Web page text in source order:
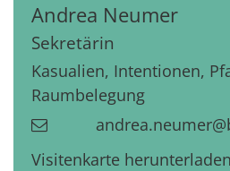
Andrea Neumer
Sekretärin
Kasualien, Intentionen,
Raumbelegung
Visitenkarte herunterladen